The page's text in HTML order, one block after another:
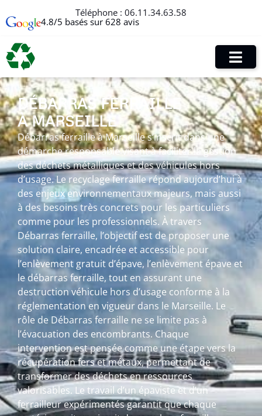
Téléphone : 06.11.34.63.58
4.8/5 basés sur 628 avis
DÉBARRAS FERRAILLE
À MARSEILLE
Débarras ferraille à Marseille s’inscrit dans une
démarche responsable visant à faciliter la gestion
des déchets métalliques et des véhicules hors
d’usage. Le recyclage ferraille répond aujourd’hui à
des enjeux environnementaux majeurs, mais aussi
à des besoins très concrets pour les particuliers
comme pour les professionnels. À travers
Débarras ferraille, l’objectif est de proposer une
solution claire, encadrée et accessible pour
l’enlèvement gratuit d’épave, l’enlèvement épave et
le débarras ferraille, tout en assurant une
destruction véhicule hors d’usage conforme à la
réglementation en vigueur dans le Marseille. Le
rôle de Débarras ferraille ne se limite pas à
l’évacuation des encombrants. Chaque
intervention est pensée comme une étape vers la
récupération fers et métaux, permettant de
transformer des déchets en ressources
valorisables. Le travail d’un épaviste et d’un
ferrailleur expérimentés garantit que chaque